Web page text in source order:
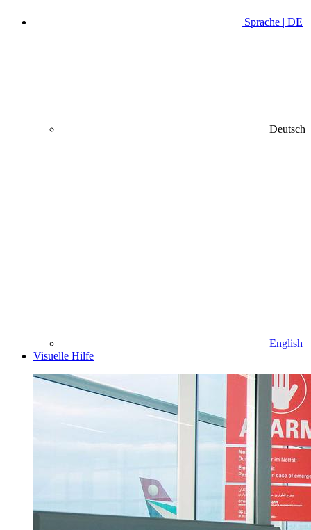
Sprache | DE
Deutsch
English
Visuelle Hilfe